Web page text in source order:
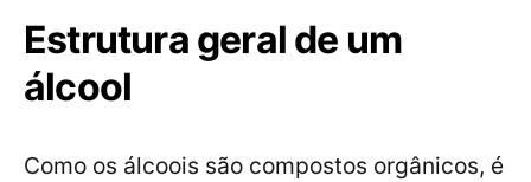
Estrutura geral de um
álcool
Como os álcoois são compostos orgânicos, é